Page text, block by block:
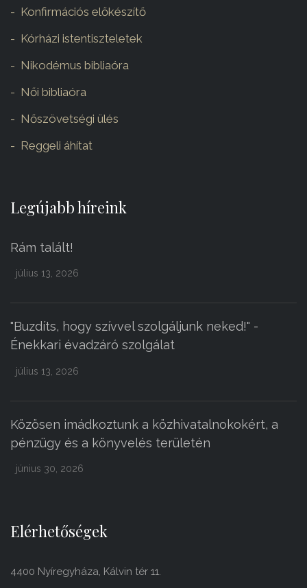
Konfirmációs előkészítő
Kórházi istentiszteletek
Nikodémus bibliaóra
Női bibliaóra
Nőszövetségi ülés
Reggeli áhítat
Legújabb híreink
Rám talált!
július 13, 2026
"Buzdíts, hogy szívvel szolgáljunk neked!" -
Énekkari évadzáró szolgálat
július 13, 2026
Közösen imádkoztunk a közhivatalnokokért, a
pénzügy és a könyvelés területén
június 30, 2026
Elérhetőségek
4400 Nyíregyháza, Kálvin tér 11.